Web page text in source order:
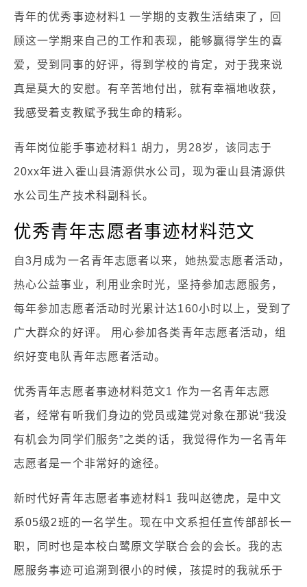
青年的优秀事迹材料1 一学期的支教生活结束了，回
顾这一学期来自己的工作和表现，能够赢得学生的喜
爱，受到同事的好评，得到学校的肯定，对于我来说
真是莫大的安慰。有辛苦地付出，就有幸福地收获，
我感受着支教赋予我生命的精彩。
青年岗位能手事迹材料1 胡力，男28岁，该同志于
20xx年进入霍山县清源供水公司，现为霍山县清源供
水公司生产技术科副科长。
优秀青年志愿者事迹材料范文
自3月成为一名青年志愿者以来，她热爱志愿者活动，
热心公益事业，利用业余时光，坚持参加志愿服务，
每年参加志愿者活动时光累计达160小时以上，受到了
广大群众的好评。 用心参加各类青年志愿者活动，组
织好变电队青年志愿者活动。
优秀青年志愿者事迹材料范文1 作为一名青年志愿
者，经常有听我们身边的党员或建党对象在那说“我没
有机会为同学们服务”之类的话，我觉得作为一名青年
志愿者是一个非常好的途径。
新时代好青年志愿者事迹材料1 我叫赵德虎，是中文
系05级2班的一名学生。现在中文系担任宣传部部长一
职，同时也是本校白鹭原文学联合会的会长。我的志
愿服务事迹可追溯到很小的时候，孩提时的我就乐于